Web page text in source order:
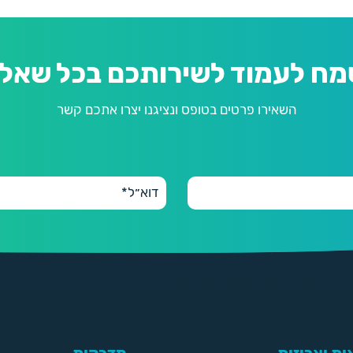
לעמוד לשירותכם בכל
השאירו פרטים בטופס ונציגנו יצרו אתכם קשר